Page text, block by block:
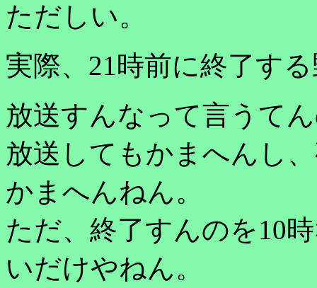
ただしい。
実際、21時前に終了す
放送すんなって言うて
放送してもかまへんし
かまへんねん。
ただ、終了すんのを10
いだけやねん。